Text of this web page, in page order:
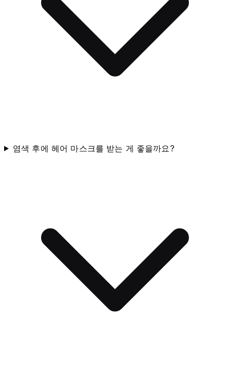
염색 후에 헤어 마스크를 받는 게 좋을까요?